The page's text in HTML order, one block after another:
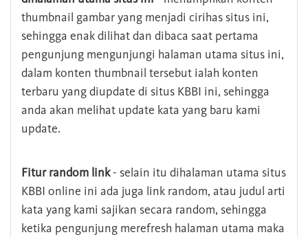
thumbnail gambar yang menjadi cirihas situs ini,
sehingga enak dilihat dan dibaca saat pertama
pengunjung mengunjungi halaman utama situs ini,
dalam konten thumbnail tersebut ialah konten
terbaru yang diupdate di situs KBBI ini, sehingga
anda akan melihat update kata yang baru kami
update.
Fitur random link- selain itu dihalaman utama situs
KBBI online ini ada juga link random, atau judul arti
kata yang kami sajikan secara random, sehingga
ketika pengunjung merefresh halaman utama maka